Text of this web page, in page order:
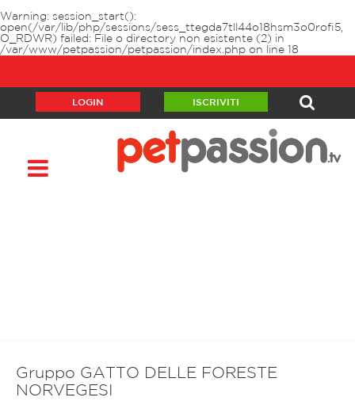
Warning: session_start():
open(/var/lib/php/sessions/sess_ttegda7tll44o18hsm3o0rofi5,
O_RDWR) failed: File o directory non esistente (2) in
/var/www/petpassion/petpassion/index.php on line 18
LOGIN ISCRIVITI
Gruppo GATTO DELLE FORESTE
NORVEGESI